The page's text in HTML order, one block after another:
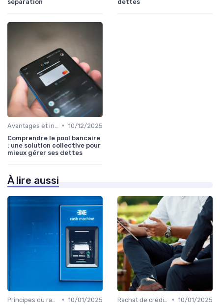
séparation dettes
• 10/12/2025
Comprendre le pool bancaire
: une solution collective pour
mieux gérer ses dettes
À lire aussi
• 10/01/2025
• 10/01/2025